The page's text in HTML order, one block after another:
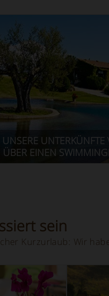
UNSERE UNTERKÜNFTE
ÜBER EINEN
sein
Kurzurlaub: Wir